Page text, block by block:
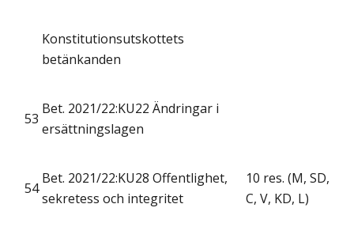
Konstitutionsutskottets
betänkanden
53
Bet. 2021/22:KU22 Ändringar i
ersättningslagen
54
Bet. 2021/22:KU28 Offentlighet,
sekretess och integritet
10 res. (M, SD,
C, V, KD, L)